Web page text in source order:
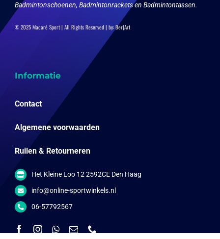
Badmintonschoenen, Badmintonrackets en Badmintontassen.
© 2025 Macaré Sport | All Rights Reserved | by:Ber|Art
Informatie
Contact
Algemene voorwaarden
Ruilen & Retourneren
Het Kleine Loo 12 2592CE Den Haag
info@online-sportwinkels.nl
06-57792567